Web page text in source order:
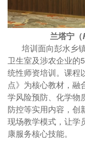
兰塔宁（
培训面向彭水乡镇
卫生室及涉农企业的
统性师资培训。课程
点》为核心教材，融
学风险预防、化学物
防控等实用内容，创
现场教学模式，让学
康服务核心技能。